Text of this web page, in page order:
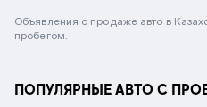
Объявления о продаже авто в
пробегом.
ПОПУЛЯРНЫЕ АВТО С